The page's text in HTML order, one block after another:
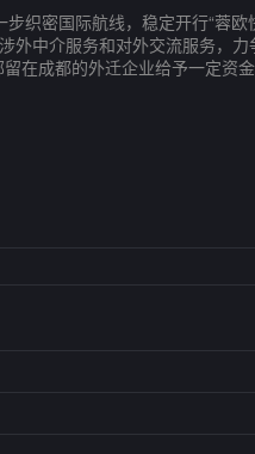
密国际航线，稳定开行“蓉欧
中介服务和对外交流服务，
在成都的外迁企业给予一定资金